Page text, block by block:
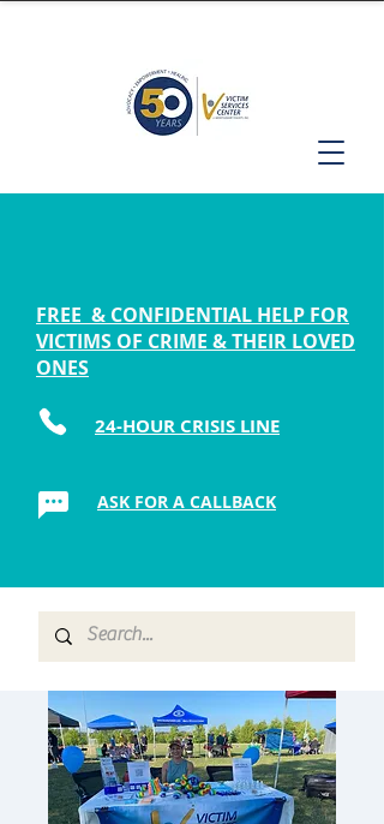
FREE & CONFIDENTIAL HELP FOR
VICTIMS OF CRIME & THEIR LOVED
ONES
24-HOUR CRISIS LINE
ASK FOR A CALLBACK